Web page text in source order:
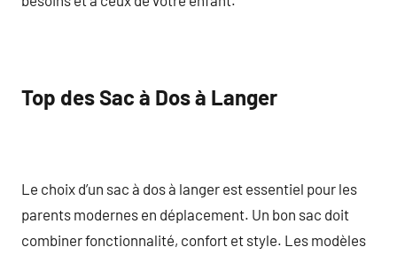
Top des Sac à Dos à Langer
Le choix d’un sac à dos à langer est essentiel pour les
parents modernes en déplacement. Un bon sac doit
combiner fonctionnalité, confort et style. Les modèles